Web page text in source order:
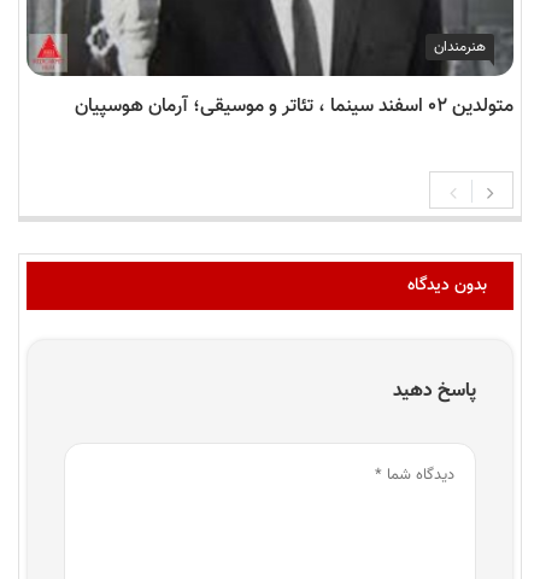
هنرمندان
متولدین ۰۲ اسفند سینما ، تئاتر و موسیقی؛ آرمان هوسپیان
بدون دیدگاه
پاسخ دهید